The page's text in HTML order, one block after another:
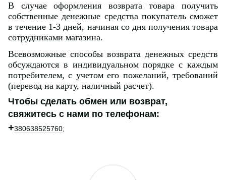
В случае оформления возврата товара получить
собственные денежные средства покупатель сможет
в течение 1-3 дней, начиная со дня получения товара
сотрудниками магазина.
Всевозможные способы возврата денежных средств
обсуждаются в индивидуальном порядке с каждым
потребителем, с учетом его пожеланий, требований
(перевод на карту, наличный расчет).
Чтобы сделать обмен или возврат,
свяжитесь с нами по телефонам:
+380638525760;